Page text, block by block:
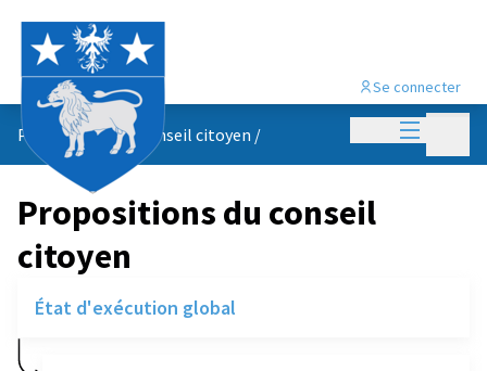
Menu
Se connecter
Propositions du conseil citoyen /
Propositions du conseil
citoyen
État d'exécution global